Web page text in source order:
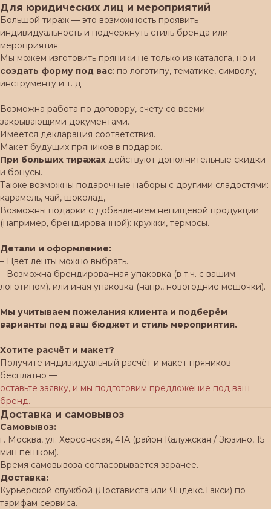
Для юридических лиц и мероприятий
Большой тираж — это возможность проявить
индивидуальность и подчеркнуть стиль бренда или
мероприятия.
Мы можем изготовить пряники не только из каталога, но и
создать форму под вас: по логотипу, тематике, символу,
инструменту и т. д.
Возможна работа по договору, счету со всеми
закрывающими документами.
Имеется декларация соответствия.
Макет будущих пряников в подарок.
При больших тиражах действуют дополнительные скидки
и бонусы.
Также возможны подарочные наборы с другими сладостями:
карамель, чай, шоколад,
Возможны подарки с добавлением непищевой продукции
(например, брендированной): кружки, термосы.
Детали и оформление:
– Цвет ленты можно выбрать.
– Возможна брендированная упаковка (в т.ч. с вашим
логотипом). или иная упаковка (напр., новогодние мешочки).
Мы учитываем пожелания клиента и подберём
варианты под ваш бюджет и стиль мероприятия.
Хотите расчёт и макет?
Получите индивидуальный расчёт и макет пряников
бесплатно —
оставьте заявку, и мы подготовим предложение под ваш
бренд.
Доставка и самовывоз
Самовывоз:
г. Москва, ул. Херсонская, 41А (район Калужская / Зюзино, 15
мин пешком).
Время самовывоза согласовывается заранее.
Доставка:
Курьерской службой (Достависта или Яндекс.Такси) по
тарифам сервиса.